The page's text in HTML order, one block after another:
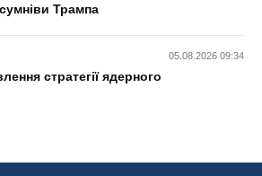
Трампа
05.08.2026 09:34
стратегії ядерного